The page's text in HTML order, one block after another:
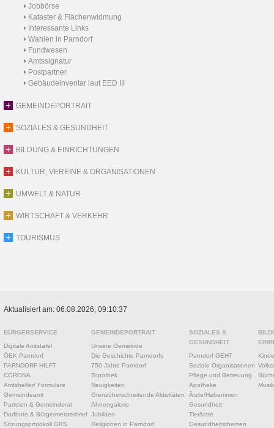
Jobbörse
Kataster & Flächenwidmung
Interessante Links
Wahlen in Parndorf
Fundwesen
Amtssignatur
Postpartner
Gebäudeinventar laut EED III
GEMEINDEPORTRAIT
SOZIALES & GESUNDHEIT
BILDUNG & EINRICHTUNGEN
KULTUR, VEREINE & ORGANISATIONEN
UMWELT & NATUR
WIRTSCHAFT & VERKEHR
TOURISMUS
Aktualisiert am: 06.08.2026; 09:10:37
BÜRGERSERVICE
Digitale Amtstafel
ÖEK Parndorf
PARNDORF HILFT
CORONA
Amtshelfer/ Formulare
Gemeindeamt
Parteien & Gemeinderat
Dorfbote & Bürgermeisterbrief
Sitzungsprotokoll GRS
GEMEINDEPORTRAIT
Unsere Gemeinde
Die Geschichte Parndorfs
750 Jahre Parndorf
Topothek
Neuigkeiten
Grenzüberschreitende Aktivitäten
Ahnengalerie
Jubiläen
Religionen in Parndorf
SOZIALES &
GESUNDHEIT
Parndorf GEHT
Soziale Organisationen
Pflege und Betreuung
Apotheke
Ärzte/Hebammen
Gesundheit
Tierärzte
Gesundheitsthemen